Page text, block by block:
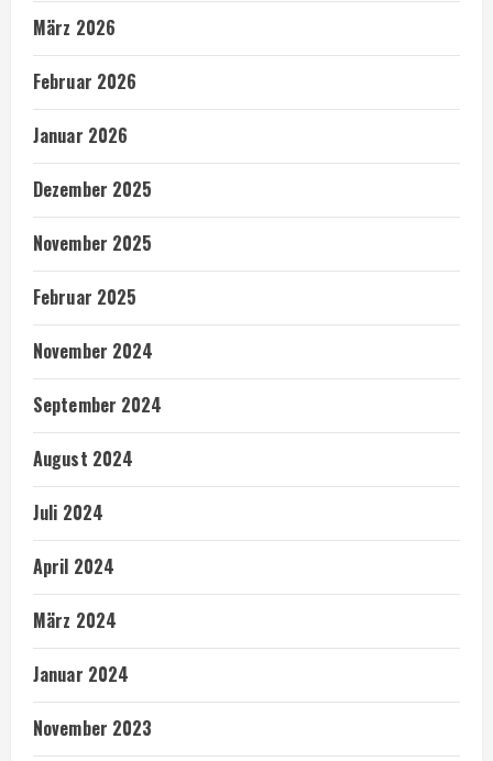
März 2026
Februar 2026
Januar 2026
Dezember 2025
November 2025
Februar 2025
November 2024
September 2024
August 2024
Juli 2024
April 2024
März 2024
Januar 2024
November 2023